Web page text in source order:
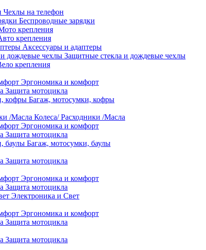
Чехлы на телефон
Беспроводные зарядки
крепления
крепления
Аксессуары и адаптеры
Защитные стекла и дождевые чехлы
крепления
Эргономика и комфорт
Защита мотоцикла
Багаж, мотосумки, кофры
Колеса/ Расходники /Масла
Эргономика и комфорт
Защита мотоцикла
Багаж, мотосумки, баулы
Защита мотоцикла
Эргономика и комфорт
Защита мотоцикла
Электроника и Свет
Эргономика и комфорт
Защита мотоцикла
Защита мотоцикла